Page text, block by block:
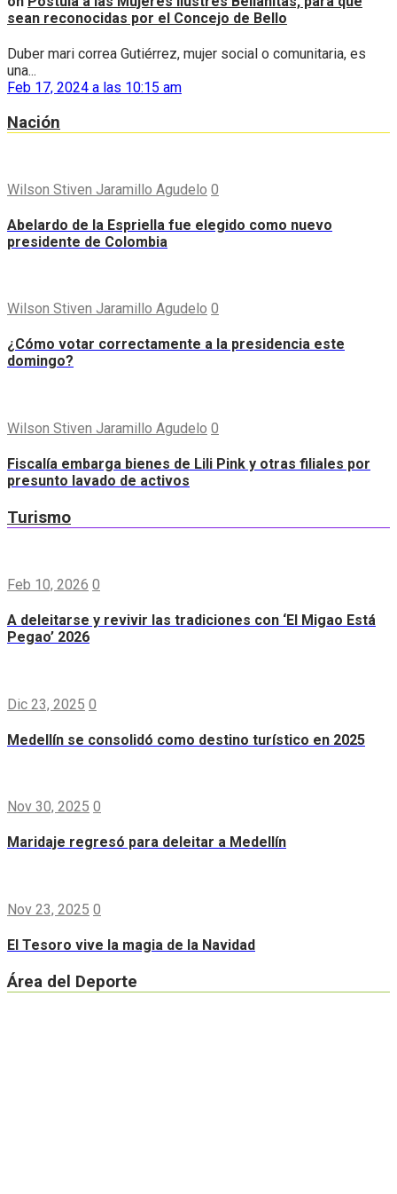
sean reconocidas por el Concejo de Bello
Duber mari correa Gutiérrez, mujer social o comunitaria, es
una...
Feb 17, 2024 a las 10:15 am
Nación
Wilson Stiven Jaramillo Agudelo 0
Abelardo de la Espriella fue elegido como nuevo
presidente de Colombia
Wilson Stiven Jaramillo Agudelo 0
¿Cómo votar correctamente a la presidencia este
domingo?
Wilson Stiven Jaramillo Agudelo 0
Fiscalía embarga bienes de Lili Pink y otras filiales por
presunto lavado de activos
Turismo
Feb 10, 2026 0
A deleitarse y revivir las tradiciones con ‘El Migao Está
Pegao’ 2026
Dic 23, 2025 0
Medellín se consolidó como destino turístico en 2025
Nov 30, 2025 0
Maridaje regresó para deleitar a Medellín
Nov 23, 2025 0
El Tesoro vive la magia de la Navidad
Área del Deporte